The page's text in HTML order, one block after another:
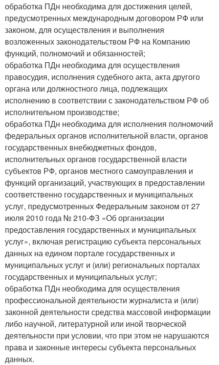
обработка ПДн необходима для достижения целей,
предусмотренных международным договором РФ или
законом, для осуществления и выполнения
возложенных законодательством РФ на Компанию
функций, полномочий и обязанностей;
обработка ПДн необходима для осуществления
правосудия, исполнения судебного акта, акта другого
органа или должностного лица, подлежащих
исполнению в соответствии с законодательством РФ об
исполнительном производстве;
обработка ПДн необходима для исполнения полномочий
федеральных органов исполнительной власти, органов
государственных внебюджетных фондов,
исполнительных органов государственной власти
субъектов РФ, органов местного самоуправления и
функций организаций, участвующих в предоставлении
соответственно государственных и муниципальных
услуг, предусмотренных Федеральным законом от 27
июля 2010 года № 210-ФЗ «Об организации
предоставления государственных и муниципальных
услуг», включая регистрацию субъекта персональных
данных на едином портале государственных и
муниципальных услуг и (или) региональных порталах
государственных и муниципальных услуг;
обработка ПДн необходима для осуществления
профессиональной деятельности журналиста и (или)
законной деятельности средства массовой информации
либо научной, литературной или иной творческой
деятельности при условии, что при этом не нарушаются
права и законные интересы субъекта персональных
данных.